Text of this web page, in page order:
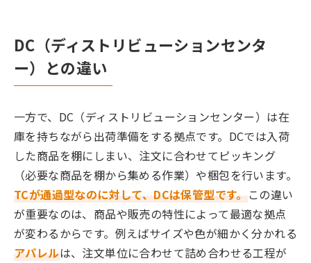
DC（ディストリビューションセンタ
ー）との違い
一方で、DC（ディストリビューションセンター）は在
庫を持ちながら出荷準備をする拠点です。DCでは入荷
した商品を棚にしまい、注文に合わせてピッキング
（必要な商品を棚から集める作業）や梱包を行います。
TCが通過型なのに対して、DCは保管型です。この違い
が重要なのは、商品や販売の特性によって最適な拠点
が変わるからです。例えばサイズや色が細かく分かれる
アパレルは、注文単位に合わせて詰め合わせる工程が